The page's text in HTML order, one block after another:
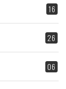
16
26
06